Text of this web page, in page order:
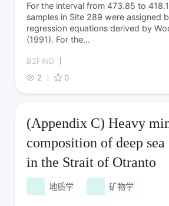
For the interval from 473.85 to
samples in Site 289 were assigned
regression equations derived by
(1991). For the...
B2FIND
2
0
(Appendix C) Heavy
composition of deep sea
in the Strait of Otranto
地质学 矿物学